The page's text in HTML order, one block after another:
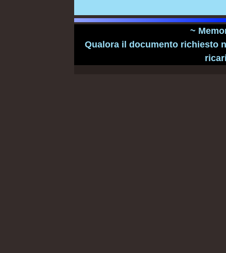
~
Qualora il documento richiesto